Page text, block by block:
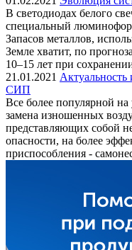
В светодиодах белого
специальный люминофор
Запасов металлов,
Земле хватит, по
10–15 лет при
21.01.2021 Актуальность
СИП
Все более популярной
замена изношенных
представляющих собой
опасности, на более
приспособления -